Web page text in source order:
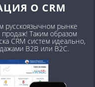
О CRM
русскоязычном рынке
Таким образом
CRM систем идеально,
B2B или B2C.